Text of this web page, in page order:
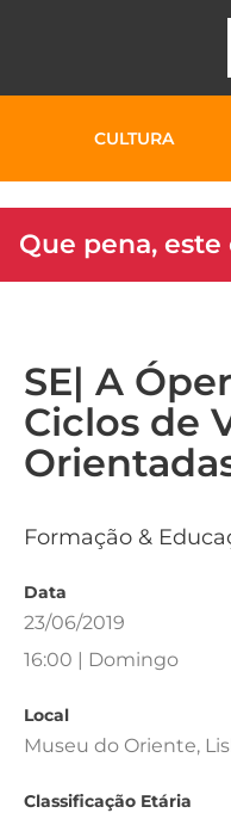
CULTURA
Que pena,
SE| A
Ciclos de
Formação &
Data
23/06/2019
16:00 | Domingo
Local
Museu do Oriente,
Classificação Etária